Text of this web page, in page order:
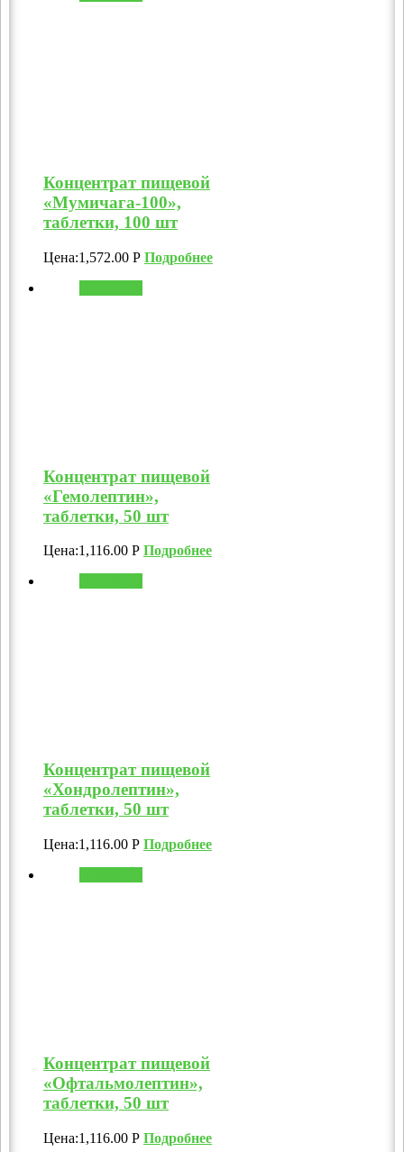
Концентрат пищевой
«Мумичага-100»,
таблетки, 100 шт
Цена:1,572.00 Р Подробнее
Концентрат пищевой
«Гемолептин»,
таблетки, 50 шт
Цена:1,116.00 Р Подробнее
Концентрат пищевой
«Хондролептин»,
таблетки, 50 шт
Цена:1,116.00 Р Подробнее
Концентрат пищевой
«Офтальмолептин»,
таблетки, 50 шт
Цена:1,116.00 Р Подробнее